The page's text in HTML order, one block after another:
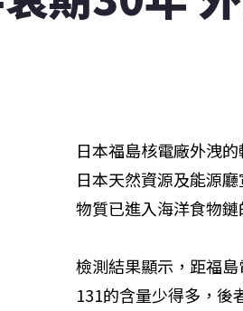
日本福島核電廠外洩
日本天然資源及能源
物質已進入海洋食物鏈
檢測結果顯示，距福
131的含量少得多，後